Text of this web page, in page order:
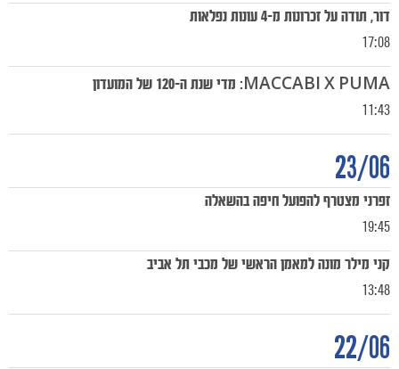
17:08
דור, תודה על זכרונות מ-4 עונות נפלאות
11:43
MACCABI X PUMA: מדי שנת ה-120 של המועדון
23/06
19:45
זפרני מצטרף להפועל חיפה בהשאלה
13:48
קני מילר מונה למאמן הראשי של מכבי תל אביב
22/06